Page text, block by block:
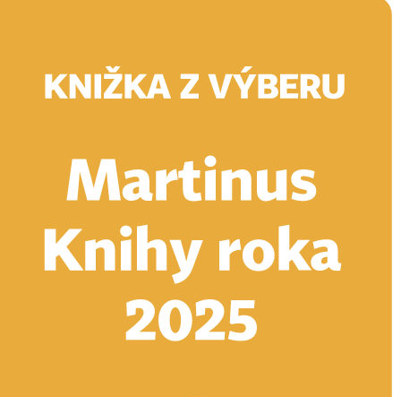
Vyhľadávanie
Vyhľadávanie